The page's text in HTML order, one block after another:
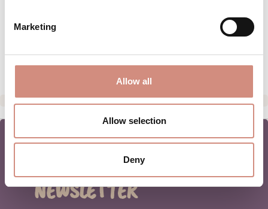
Marketing
Allow all
Allow selection
Deny
PFLEGEHINWEISE
HERSTELLERANGABEN
NEWSLETTER